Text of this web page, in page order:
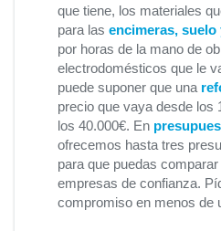
que tiene, los materiales
para las encimeras, suelo
por horas de la mano de
electrodomésticos que le
puede suponer que una
precio que vaya desde los
los 40.000€. En
ofrecemos hasta tres
para que puedas
empresas de confianza.
compromiso en menos de